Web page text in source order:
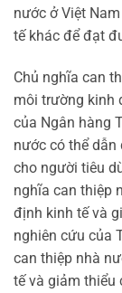
nước ở Việt
tế khác để đạt
Chủ nghĩa can
môi trường kinh
của Ngân hàng
nước có thể
cho người tiêu
nghĩa can thiệp
định kinh tế và
nghiên cứu của
can thiệp nhà
tế và giảm thiểu